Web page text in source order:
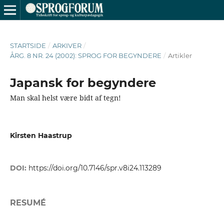
STARTSIDE / ARKIVER /
ÅRG. 8 NR. 24 (2002): SPROG FOR BEGYNDERE / Artikler
Japansk for begyndere
Man skal helst være bidt af tegn!
Kirsten Haastrup
DOI: https://doi.org/10.7146/spr.v8i24.113289
RESUMÉ